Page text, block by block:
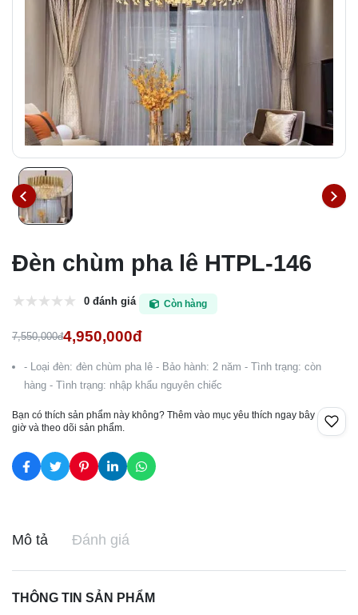
Đèn chùm pha lê HTPL-146
0 đánh giá Còn hàng
7,550,000đ4,950,000đ
- Loại đèn: đèn chùm pha lê - Bảo hành: 2 năm - Tình trạng: còn
hàng - Tình trạng: nhập khẩu nguyên chiếc
Bạn có thích sản phẩm này không? Thêm vào mục yêu thích ngay bây
giờ và theo dõi sản phẩm.
Mô tả Đánh giá
THÔNG TIN SẢN PHẨM